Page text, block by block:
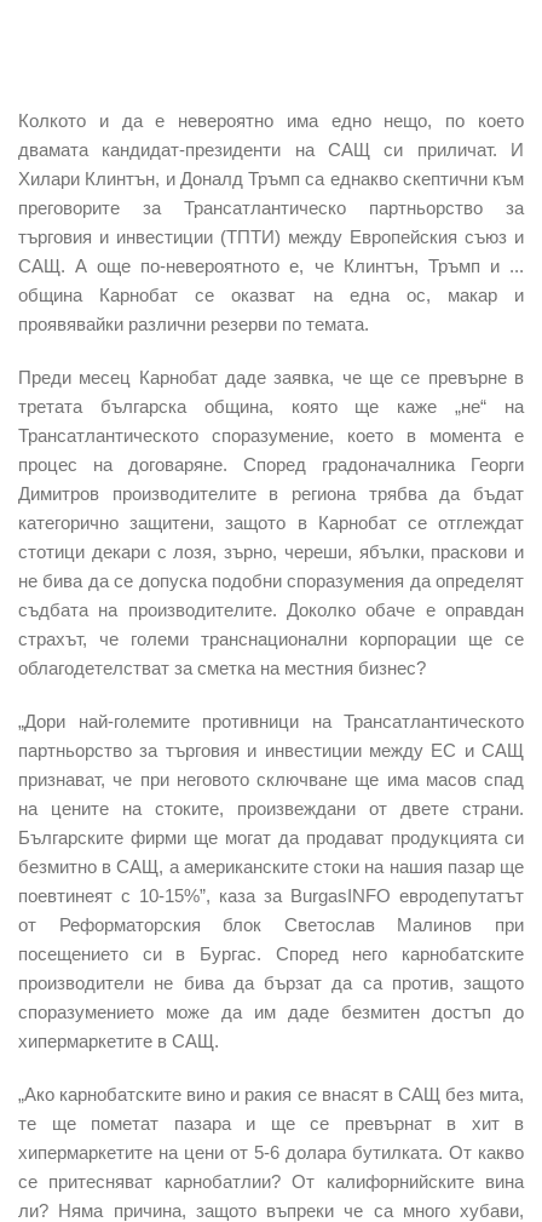
Колкото и да е невероятно има едно нещо, по което
двамата кандидат-президенти на САЩ си приличат. И
Хилари Клинтън, и Доналд Тръмп са еднакво скептични към
преговорите за Трансатлантическо партньорство за
търговия и инвестиции (ТПТИ) между Европейския съюз и
САЩ. А още по-невероятното е, че Клинтън, Тръмп и ...
община Карнобат се оказват на една ос, макар и
проявявайки различни резерви по темата.
Преди месец Карнобат даде заявка, че ще се превърне в
третата българска община, която ще каже „не“ на
Трансатлантическото споразумение, което в момента е
процес на договаряне. Според градоначалника Георги
Димитров производителите в региона трябва да бъдат
категорично защитени, защото в Карнобат се отглеждат
стотици декари с лозя, зърно, череши, ябълки, праскови и
не бива да се допуска подобни споразумения да определят
съдбата на производителите. Доколко обаче е оправдан
страхът, че големи транснационални корпорации ще се
облагодетелстват за сметка на местния бизнес?
„Дори най-големите противници на Трансатлантическото
партньорство за търговия и инвестиции между ЕС и САЩ
признават, че при неговото сключване ще има масов спад
на цените на стоките, произвеждани от двете страни.
Българските фирми ще могат да продават продукцията си
безмитно в САЩ, а американските стоки на нашия пазар ще
поевтинеят с 10-15%”, каза за BurgasINFO евродепутатът
от Реформаторския блок Светослав Малинов при
посещението си в Бургас. Според него карнобатските
производители не бива да бързат да са против, защото
споразумението може да им даде безмитен достъп до
хипермаркетите в САЩ.
„Ако карнобатските вино и ракия се внасят в САЩ без мита,
те ще пометат пазара и ще се превърнат в хит в
хипермаркетите на цени от 5-6 долара бутилката. От какво
се притесняват карнобатлии? От калифорнийските вина
ли? Няма причина, защото въпреки че са много хубави,